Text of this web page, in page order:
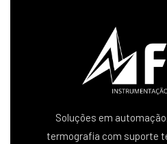
Soluções em
termografia com suporte